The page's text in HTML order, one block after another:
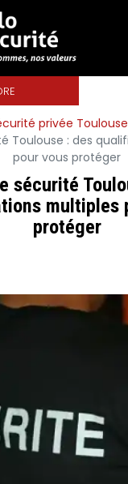
privée Toulouse
Toulouse : des
pour vous protéger
sécurité
multiples
protéger
cookies